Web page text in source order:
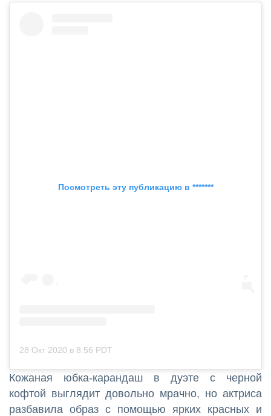
Посмотреть эту публикацию в *******
28 Окт 2020 в 8:56 PDT
Кожаная юбка-карандаш в дуэте с черной
кофтой выглядит довольно мрачно, но актриса
разбавила образ с помощью ярких красных и